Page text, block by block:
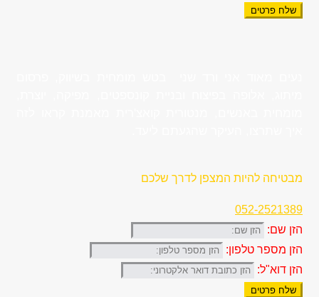
שלח פרטים
מבטיחה להיות המצפן לדרך שלכם
052-2521389
הזן שם:
הזן מספר טלפון:
הזן דוא"ל:
שלח פרטים